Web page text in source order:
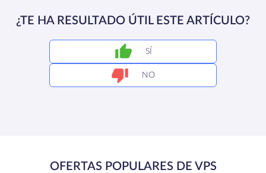
¿TE HA RESULTADO ÚTIL ESTE ARTÍCULO?
SÍ
NO
OFERTAS POPULARES DE VPS